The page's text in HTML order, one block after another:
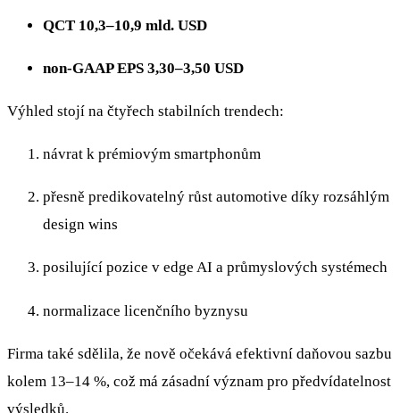
QCT 10,3–10,9 mld. USD
non-GAAP EPS 3,30–3,50 USD
Výhled stojí na čtyřech stabilních trendech:
návrat k prémiovým smartphonům
přesně predikovatelný růst automotive díky rozsáhlým
design wins
posilující pozice v edge AI a průmyslových systémech
normalizace licenčního byznysu
Firma také sdělila, že nově očekává efektivní daňovou sazbu
kolem 13–14 %, což má zásadní význam pro předvídatelnost
výsledků.